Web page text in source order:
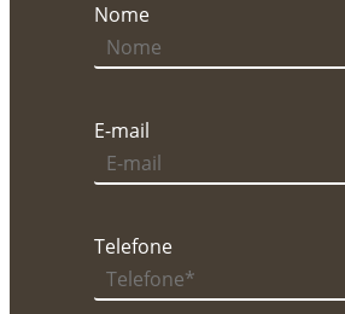
Nome
E-mail
Telefone